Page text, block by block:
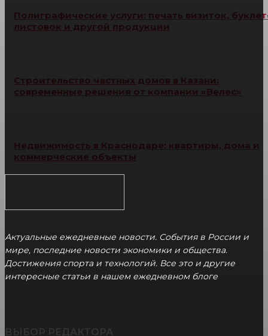
Полиграфические услуги: печать визиток,
листовок и другой продукции
Строительство частных домов в Казани:
современные решения от компании «Велес»
Недвижимость в Краснодаре: квартиры, дома и
коммерческие объекты
Актуальные ежедневные новости. События в России и
мире, последние новости экономики и общества.
Достижения спорта и технологий. Все это и другие
интересные статьи в нашем ежедневном блоге